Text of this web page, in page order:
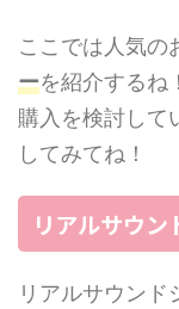
ここでは人気の
ーを紹介するね！
購入を検討して
してみてね！
リアルサウ
リアルサウンド